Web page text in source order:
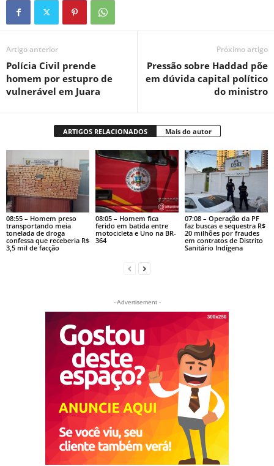
Artigo anterior
Polícia Civil prende
homem por estupro de
vulnerável em Juara
Próximo artigo
Pressão sobre Haddad põe
em dúvida capital político
do ministro
ARTIGOS RELACIONADOS Mais do autor
08:55 – Homem preso
transportando meia
tonelada de droga
confessa que receberia R$
3,5 mil de facção
08:05 – Homem fica
ferido em batida entre
motocicleta e Uno na BR-
364
07:08 – Operação da PF
faz buscas e sequestra R$
20 milhões por fraudes
em contratos de Distrito
Sanitário Indígena
- Advertisement -